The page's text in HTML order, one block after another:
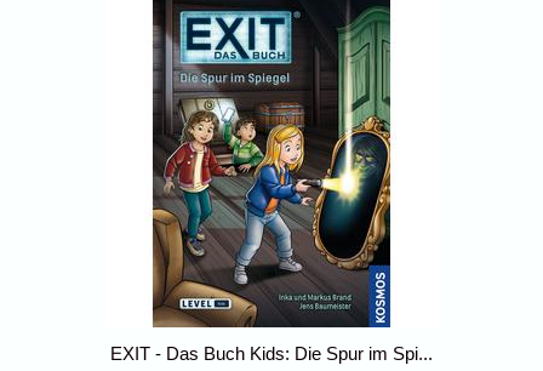
EXIT - Das Buch Kids: Die Spur im Spi...